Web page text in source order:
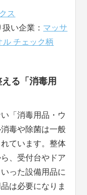
ス
扱い企業： マッサ
ル チェック柄
る「消毒用
「消毒用品・ウ
毒や除菌は一般
ています。整体
、受付台やドア
った設備用品に
は必要になりま